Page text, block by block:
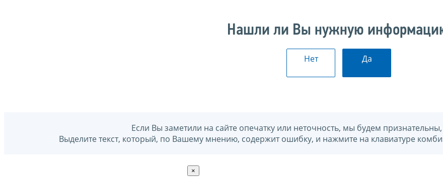
Нашли ли Вы нужную
Нет Да
Если Вы заметили на сайте опечатку или неточность, мы будем
Выделите текст, который, по Вашему мнению, содержит ошибку, и нажмите на клавиатуре
×